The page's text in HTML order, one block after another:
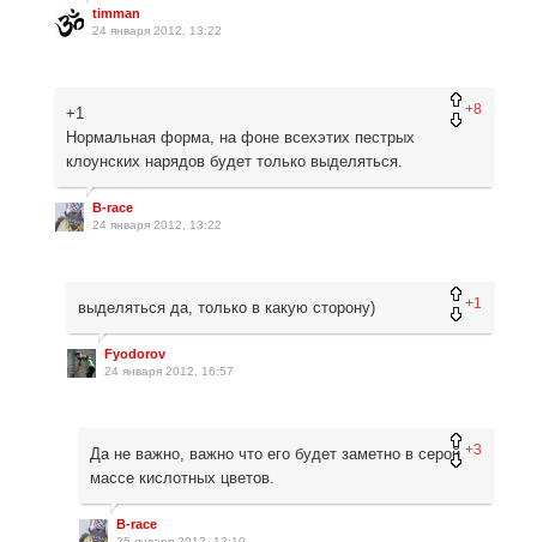
timman
24 января 2012, 13:22
+8
+1
Нормальная форма, на фоне всехэтих пестрых
клоунских нарядов будет только выделяться.
B-race
24 января 2012, 13:22
+1
выделяться да, только в какую сторону)
Fyodorov
24 января 2012, 16:57
+3
Да не важно, важно что его будет заметно в серой
массе кислотных цветов.
B-race